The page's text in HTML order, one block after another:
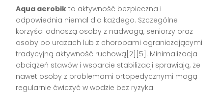
Aqua aerobik to aktywność bezpieczna i
odpowiednia niemal dla każdego. Szczególne
korzyści odnoszą osoby z nadwagą, seniorzy oraz
osoby po urazach lub z chorobami ograniczającymi
tradycyjną aktywność ruchową[2][5]. Minimalizacja
obciążeń stawów i wsparcie stabilizacji sprawiają, że
nawet osoby z problemami ortopedycznymi mogą
regularnie ćwiczyć w wodzie bez ryzyka